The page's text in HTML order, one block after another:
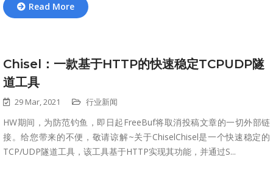
Read More
Chisel：一款基于HTTP的快速稳定TCPUDP隧
道工具
29 Mar, 2021 行业新闻
HW期间，为防范钓鱼，即日起FreeBuf将取消投稿文章的一切外部链
接。给您带来的不便，敬请谅解~关于ChiselChisel是一个快速稳定的
TCP/UDP隧道工具，该工具基于HTTP实现其功能，并通过S...